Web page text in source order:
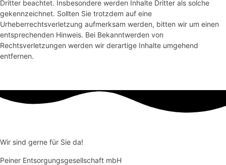
Dritter beachtet. Insbesondere werden Inhalte Dritter als solche
gekennzeichnet. Sollten Sie trotzdem auf eine
Urheberrechtsverletzung aufmerksam werden, bitten wir um einen
entsprechenden Hinweis. Bei Bekanntwerden von
Rechtsverletzungen werden wir derartige Inhalte umgehend
entfernen.
Wir sind gerne für Sie da!
Peiner Entsorgungsgesellschaft mbH